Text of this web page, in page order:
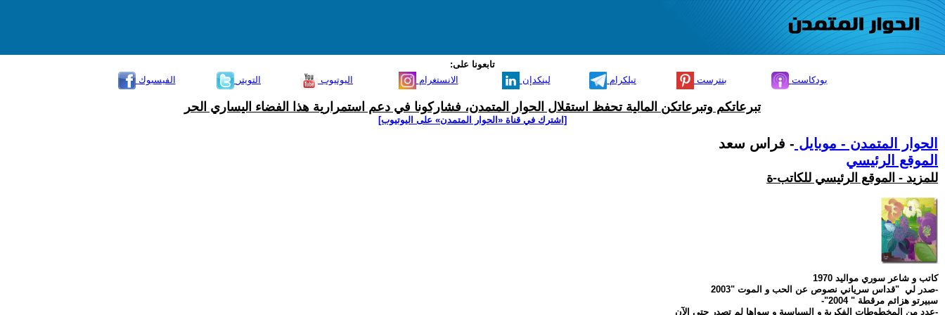
تابعونا على:
الفيسبوك
التويتر اليوتيوب الانستغرام لينكدإن تيلكرام بنترست بودكاست
تبرعاتكم وتبرعاتكن المالية تحفظ استقلال الحوار المتمدن، فشاركونا في دعم استمرارية هذا الفضاء اليساري الحر
[اشترك في قناة ‫«الحوار المتمدن» على اليوتيوب]
الحوار المتمدن - موبايل - فراس سعد
الموقع الرئيسي
للمزيد - الموقع الرئيسي للكاتب-ة
كاتب و شاعر سوري مواليد 1970
-صدر لي "قداس سرياني نصوص عن الحب و الموت "2003
سبيرتو هزائم مرقطة " 2004"-
-عدد من المخطوطات الفكرية و السياسية و سواها لم تصدر حتى الآن